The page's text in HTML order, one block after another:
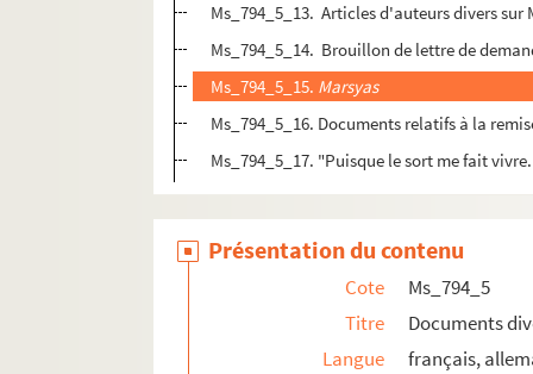
Ms_794_5_13. Articles d'auteurs divers sur
Ms_794_5_14. Brouillon de lettre de
Ms_794_5_15. Marsyas
Ms_794_5_16. Documents relatifs à la
Ms_794_5_17. "Puisque le sort me fait
Présentation du contenu
Cote
Ms_794_5
Titre
Documents
Langue
français,